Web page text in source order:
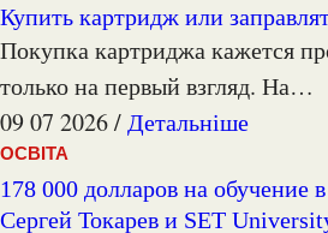
Купить картридж или
Покупка картриджа кажется простым решением
только на первый взгляд. На…
09 07 2026 /Детальніше
ОСВІТА
178 000 долларов на обучение в UC Berkeley Haas.
Сергей Токарев и SET